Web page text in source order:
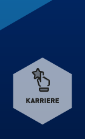
Verweis
zum
Karriereportal